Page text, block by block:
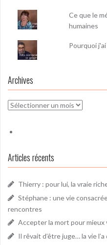
Ce que le
humaines
Pourquoi
Archives
Archives
Articles récents
Thierry : pour lui, la vraie
Stéphane : une vie
rencontres
Accepter la mort pour mieux
Il rêvait d’être juge… la vie